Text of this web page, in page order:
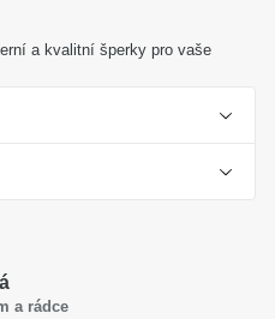
a kvalitní šperky pro vaše
a rádce